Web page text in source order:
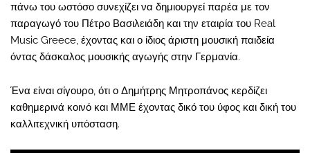
πάνω του ωστόσο συνεχίζει να δημιουργεί παρέα με τον
παραγωγό του Πέτρο Βασιλειάδη και την εταιρία του Real
Music Greece, έχοντας και ο ίδιος άριστη μουσική παιδεία
όντας δάσκαλος μουσικής αγωγής στην Γερμανία.
Ένα είναι σίγουρο, ότι ο Δημήτρης Μητροπάνος κερδίζει
καθημερινά κοινό και ΜΜΕ έχοντας δικό του ύφος και δική του
καλλιτεχνική υπόσταση.